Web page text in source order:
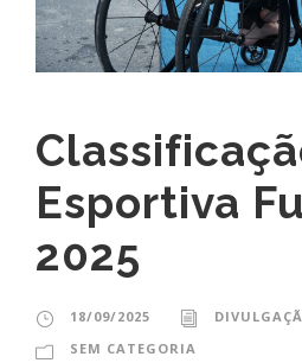
Esportiva
2025
18/09/2025
SEM CATEGORIA